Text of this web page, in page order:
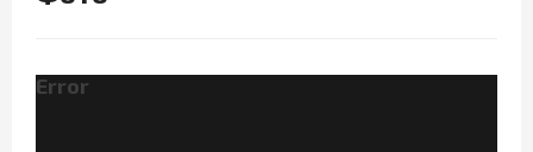
Error